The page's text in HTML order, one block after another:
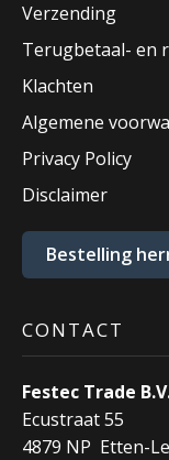
Verzending
Terugbetaal- en
Klachten
Algemene
Privacy Policy
Disclaimer
Bestelling
CONTACT
Festec Trade
Ecustraat 55
4879 NP Etten-